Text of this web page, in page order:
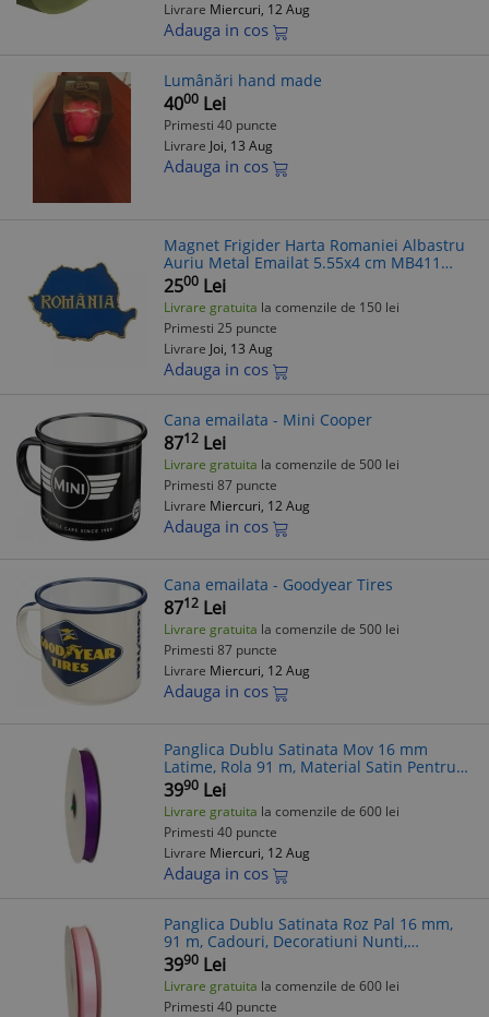
Livrare Miercuri, 12 Aug
Adauga in cos
Lumânări hand made
4000 Lei
Primesti 40 puncte
Livrare Joi, 13 Aug
Adauga in cos
Magnet Frigider Harta Romaniei Albastru
Auriu Metal Emailat 5.55x4 cm MB411
Souvenir
2500 Lei
Livrare gratuita la comenzile de 150 lei
Primesti 25 puncte
Livrare Joi, 13 Aug
Adauga in cos
Cana emailata - Mini Cooper
8712 Lei
Livrare gratuita la comenzile de 500 lei
Primesti 87 puncte
Livrare Miercuri, 12 Aug
Adauga in cos
Cana emailata - Goodyear Tires
8712 Lei
Livrare gratuita la comenzile de 500 lei
Primesti 87 puncte
Livrare Miercuri, 12 Aug
Adauga in cos
Panglica Dublu Satinata Mov 16 mm
Latime, Rola 91 m, Material Satin Pentru
Decoratiuni Cadouri Handmade
3990 Lei
Livrare gratuita la comenzile de 600 lei
Primesti 40 puncte
Livrare Miercuri, 12 Aug
Adauga in cos
Panglica Dublu Satinata Roz Pal 16 mm,
91 m, Cadouri, Decoratiuni Nunti,
Handmade
3990 Lei
Livrare gratuita la comenzile de 600 lei
Primesti 40 puncte